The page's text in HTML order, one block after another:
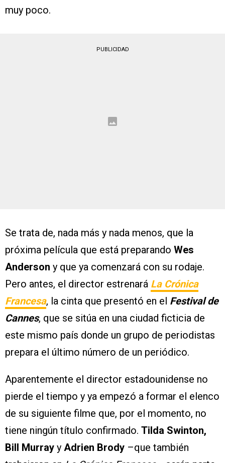
muy poco.
PUBLICIDAD
Se trata de, nada más y nada menos, que la
próxima película que está preparando Wes
Anderson y que ya comenzará con su rodaje.
Pero antes, el director estrenará La Crónica
Francesa, la cinta que presentó en el Festival de
Cannes, que se sitúa en una ciudad ficticia de
este mismo país donde un grupo de periodistas
prepara el último número de un periódico.
Aparentemente el director estadounidense no
pierde el tiempo y ya empezó a formar el elenco
de su siguiente filme que, por el momento, no
tiene ningún título confirmado. Tilda Swinton,
Bill Murray y Adrien Brody –que también